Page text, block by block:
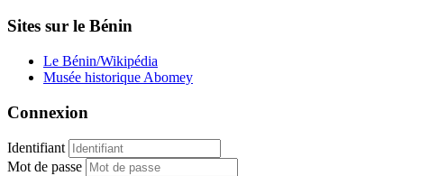
Sites sur le Bénin
Le Bénin/Wikipédia
Musée historique Abomey
Connexion
Identifiant
Mot de passe